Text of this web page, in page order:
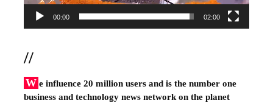
00:00 02:00
//
W e influence 20 million users and is the number one
business and technology news network on the planet